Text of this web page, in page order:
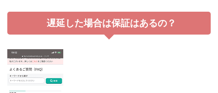
遅延した場合は保証はあるの？